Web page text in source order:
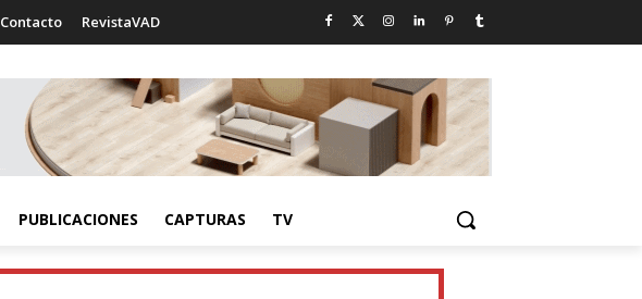
Contacto RevistaVAD
PUBLICACIONES CAPTURAS TV